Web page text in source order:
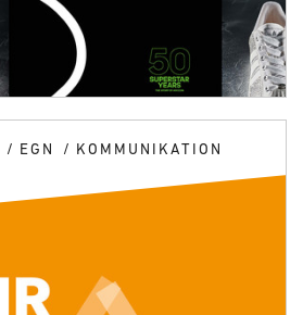
EGN
KOMMUNIKATION